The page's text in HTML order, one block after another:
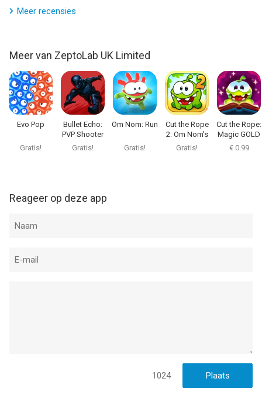
+hij staat nu in de gratis app van de week/stond
-die maatje moet je dus ook lolly's geven
Meer recensies
Meer van ZeptoLab UK Limited
Evo Pop
Gratis!
Bullet Echo:
PVP Shooter
Gratis!
Om Nom: Run
Gratis!
Cut the Rope
2: Om Nom's
Quest
Gratis!
Cut the Rope:
Magic GOLD
€ 0.99
Reageer op deze app
1024